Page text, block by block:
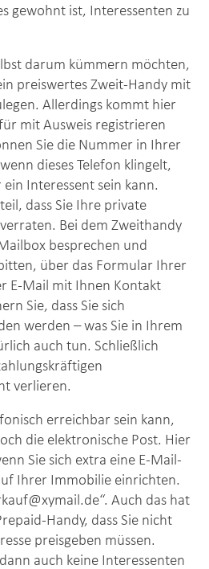
gewohnt ist, Interessenten zu
darum kümmern möchten,
preiswertes Zweit-Handy mit
Allerdings kommt hier
mit Ausweis registrieren
Sie die Nummer in Ihrer
dieses Telefon klingelt,
ein Interessent sein kann.
dass Sie Ihre private
Bei dem Zweithandy
besprechen und
über das Formular Ihrer
E-Mail mit Ihnen Kontakt
Sie, dass Sie sich
werden – was Sie in Ihrem
auch tun. Schließlich
verlieren.
erreichbar sein kann,
die elektronische Post. Hier
Sie sich extra eine E-Mail-
Ihrer Immobilie einrichten.
Auch das hat
Handy, dass Sie nicht
preisgeben müssen.
auch keine Interessenten